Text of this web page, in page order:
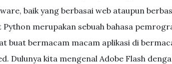
baik yang berbasai web ataupun
Python merupakan sebuah bahasa
buat bermacam macam aplikasi di
Dulunya kita mengenal Adobe Flash